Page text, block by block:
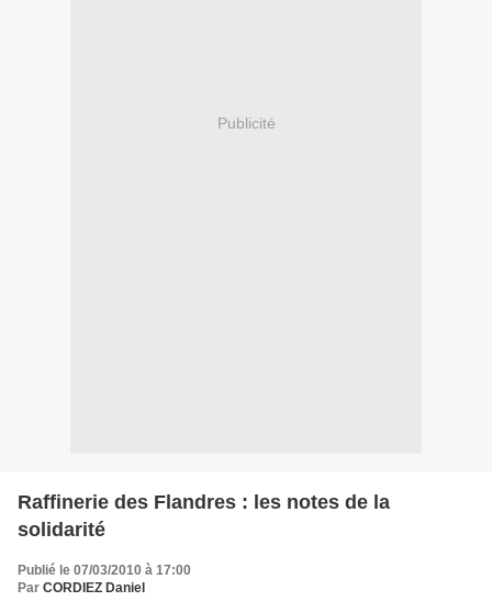
Publicité
Raffinerie des Flandres : les notes de la
solidarité
Publié le 07/03/2010 à 17:00
Par CORDIEZ Daniel